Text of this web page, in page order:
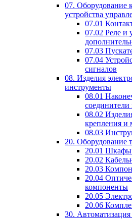
07. Оборудование
устройства
07.01
07.02 Реле и
07.03
07.04
сигналов
08. Изделия
инструменты
08.01
соединители
08.02
крепления и
08.03
20. Оборудование
20.01 Шкафы
20.02
20.03
20.04
компоненты
20.05
20.06
30.